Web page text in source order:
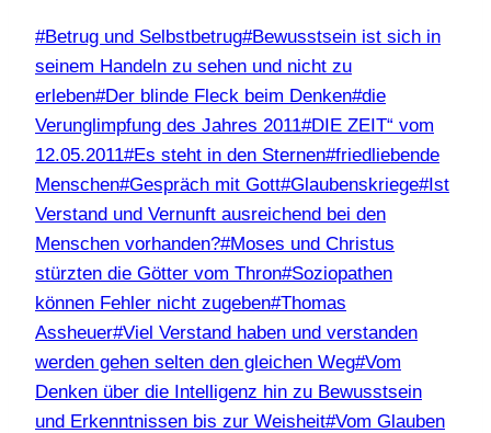
Schlagworte:
#Betrug und Selbstbetrug#Bewusstsein ist sich in
seinem Handeln zu sehen und nicht zu
erleben#Der blinde Fleck beim Denken#die
Verunglimpfung des Jahres 2011#DIE ZEIT“ vom
12.05.2011#Es steht in den Sternen#friedliebende
Menschen#Gespräch mit Gott#Glaubenskriege#Ist
Verstand und Vernunft ausreichend bei den
Menschen vorhanden?#Moses und Christus
stürzten die Götter vom Thron#Soziopathen
können Fehler nicht zugeben#Thomas
Assheuer#Viel Verstand haben und verstanden
werden gehen selten den gleichen Weg#Vom
Denken über die Intelligenz hin zu Bewusstsein
und Erkenntnissen bis zur Weisheit#Vom Glauben